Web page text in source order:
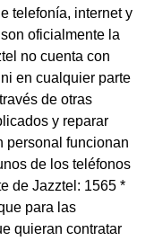
telefonía, internet y
oficialmente la
no cuenta con
en cualquier parte
de otras
y reparar
personal funcionan
de los teléfonos
de Jazztel: 1565 *
para las
quieran contratar